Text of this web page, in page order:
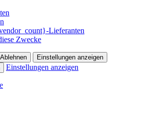
Lieferanten
Zwecke
Ablehnen
Einstellungen anzeigen
Einstellungen anzeigen